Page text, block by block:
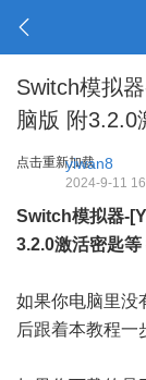
Switch模拟
脑版 附3.2.0
点击重新加载
yiwan8
2024-9-11
Switch模拟器-
3.2.0激活密匙
如果你电脑里没
后跟着本教程一